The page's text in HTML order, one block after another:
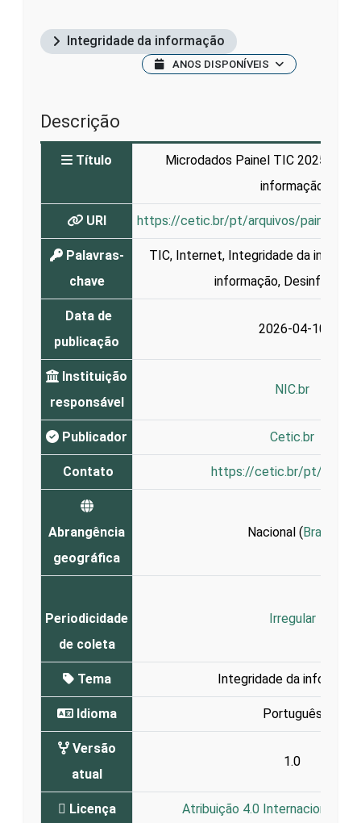
Integridade da informação
ANOS DISPONÍVEIS
Descrição
Título
Microdados Painel TIC 2025 -
informação
URI https://cetic.br/pt/arquivos/painel/
Palavras-
chave
TIC, Internet, Integridade da
informação,
Data de
publicação
2026-04-10
Instituição
responsável
NIC.br
Publicador Cetic.br
Contato https://cetic.br/pt/
Abrangência
geográfica
Nacional (Brasil
Periodicidade
de coleta
Irregular
Tema Integridade da
Idioma Português
Versão
atual
1.0
Licença Atribuição 4.0 Internacional (CC